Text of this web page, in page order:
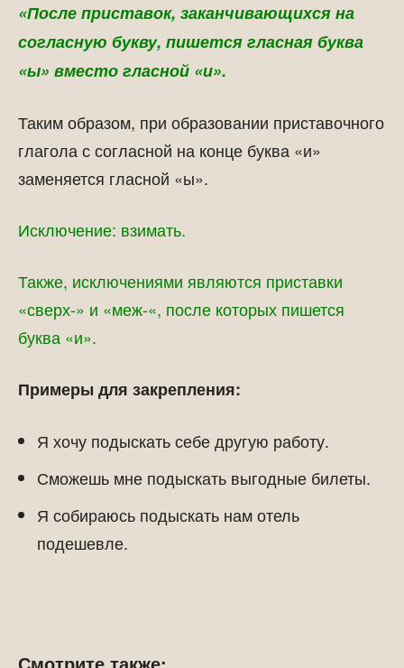
«После приставок, заканчивающихся на
согласную букву, пишется гласная буква
«ы» вместо гласной «и».
Таким образом, при образовании приставочного
глагола с согласной на конце буква «и»
заменяется гласной «ы».
Исключение: взимать.
Также, исключениями являются приставки
«сверх-» и «меж-«, после которых пишется
буква «и».
Примеры для закрепления:
Я хочу подыскать себе другую работу.
Сможешь мне подыскать выгодные билеты.
Я собираюсь подыскать нам отель
подешевле.